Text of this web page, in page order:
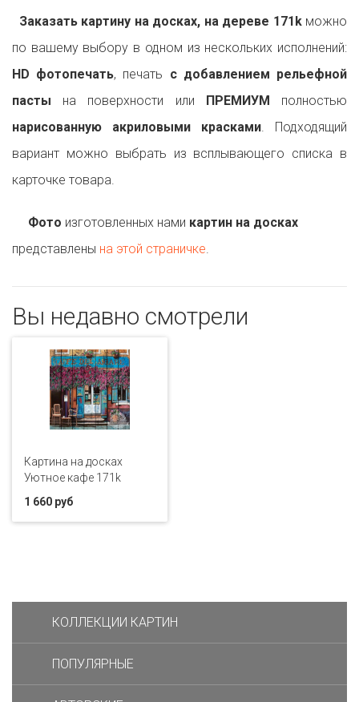
Заказать картину на досках, на дереве 171kможно
по вашему выбору в одном из нескольких исполнений:
HD фотопечать, печать с добавлением рельефной
пасты на поверхности или ПРЕМИУМ
полностью
нарисованную акриловыми красками. Подходящий
вариант можно выбрать из всплывающего списка в
карточке товара.
Фото изготовленных нами картин на досках
представлены на этой страничке.
Вы недавно смотрели
Картина на досках
Уютное кафе 171k
1 660 руб
КОЛЛЕКЦИИ КАРТИН
ПОПУЛЯРНЫЕ